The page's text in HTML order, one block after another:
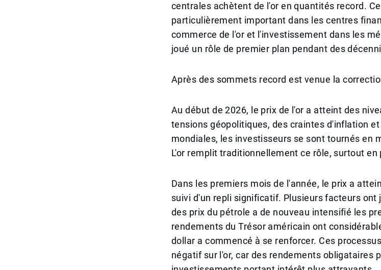
centrales achètent de l'or en quantités record.
particulièrement important dans les centres
commerce de l'or et l'investissement dans les
joué un rôle de premier plan pendant des
Après des sommets record est venue la
Au début de 2026, le prix de l'or a atteint des
tensions géopolitiques, des craintes d'inflation
mondiales, les investisseurs se sont tournés en
L'or remplit traditionnellement ce rôle, surtout en
Dans les premiers mois de l'année, le prix a
suivi d'un repli significatif. Plusieurs facteurs ont
des prix du pétrole a de nouveau intensifié les
rendements du Trésor américain ont
dollar a commencé à se renforcer. Ces
négatif sur l'or, car des rendements obligataires